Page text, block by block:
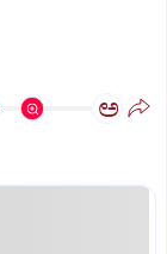
ಅ